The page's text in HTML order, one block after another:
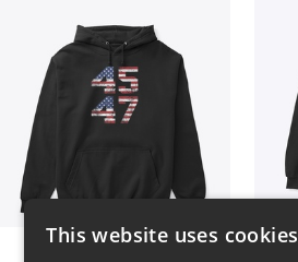
This website uses cookies